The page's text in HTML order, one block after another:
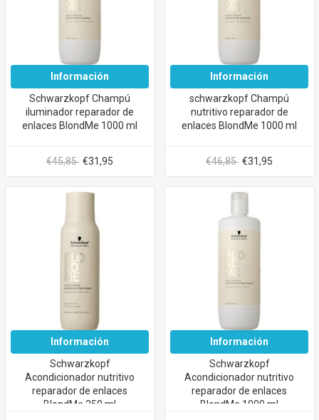
Información
Schwarzkopf Champú
iluminador reparador de
enlaces BlondMe 1000 ml
€45,85 €31,95
Información
schwarzkopf Champú
nutritivo reparador de
enlaces BlondMe 1000 ml
€46,85 €31,95
Información
Schwarzkopf
Acondicionador nutritivo
reparador de enlaces
BlondMe 250 ml
Información
Schwarzkopf
Acondicionador nutritivo
reparador de enlaces
BlondMe 1000 ml